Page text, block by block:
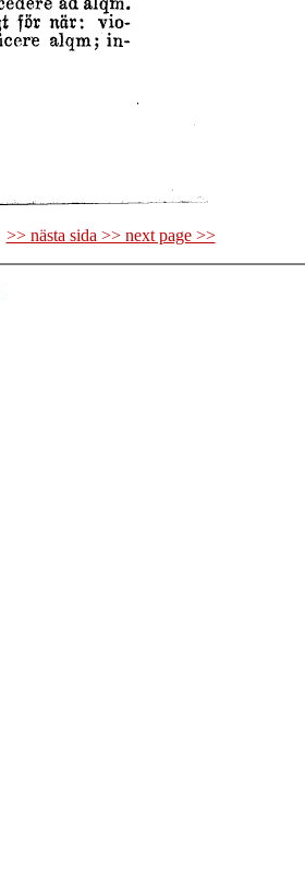
>> nästa sida >> next page >>